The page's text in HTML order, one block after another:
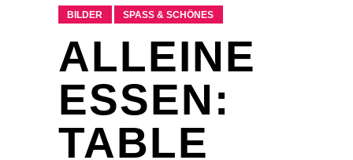
BILDER SPASS & SCHÖNES
ALLEINE
ESSEN:
TABLE